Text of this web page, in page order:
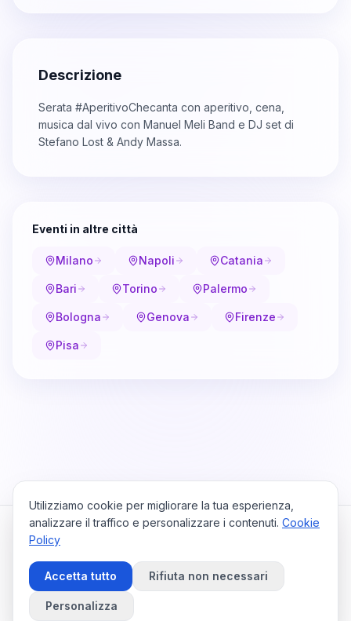
Descrizione
Serata #AperitivoChecanta con aperitivo, cena,
musica dal vivo con Manuel Meli Band e DJ set di
Stefano Lost & Andy Massa.
Eventi in altre città
Milano Napoli Catania
Bari Torino Palermo
Bologna Genova Firenze
Pisa
HomeViaggiPrivacy PolicyCookie PolicyContattaci
Preferenze Cookie
©2026
Utilizziamo cookie per migliorare la tua esperienza,
analizzare il traffico e personalizzare i contenuti. Cookie
Policy
Accetta tutto Rifiuta non necessari
Personalizza